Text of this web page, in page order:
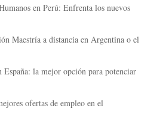
en Perú: Enfrenta los nuevos
Maestría a distancia en Argentina o el
España: la mejor opción para potenciar
ofertas de empleo en el